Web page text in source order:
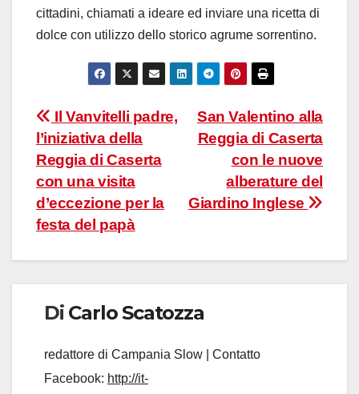
cittadini, chiamati a ideare ed inviare una ricetta di
dolce con utilizzo dello storico agrume sorrentino.
Navigazione
articoli
San Valentino alla
Reggia di Caserta
con le nuove
alberature del
Giardino Inglese
Il Vanvitelli padre,
l’iniziativa della
Reggia di Caserta
con una visita
d’eccezione per la
festa del papà
Di Carlo Scatozza
redattore di Campania Slow | Contatto
Facebook: http://it-